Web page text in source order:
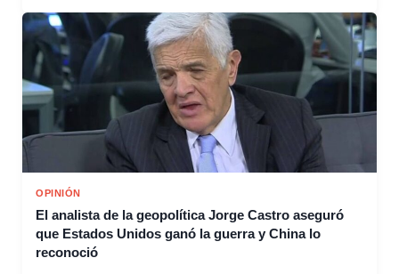
OPINIÓN
El analista de la geopolítica Jorge Castro aseguró
que Estados Unidos ganó la guerra y China lo
reconoció